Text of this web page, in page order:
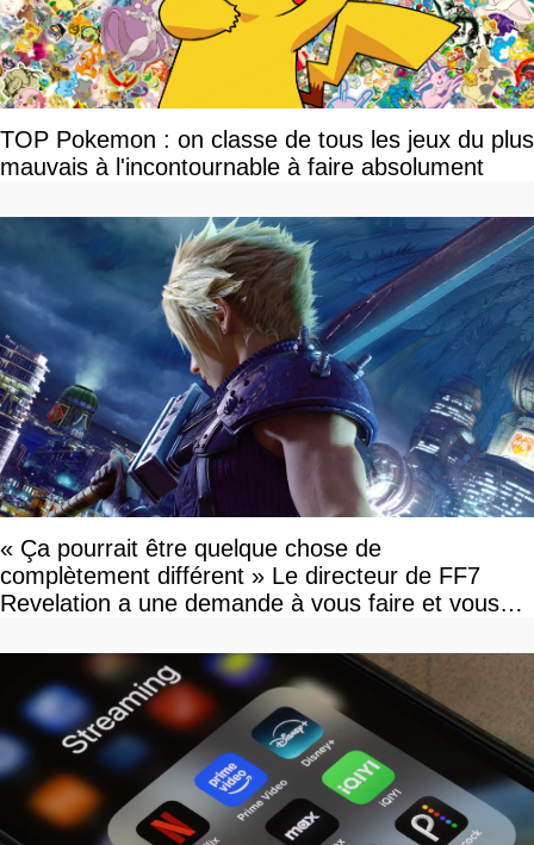
TOP Pokemon : on classe de tous les jeux du plus
mauvais à l'incontournable à faire absolument
« Ça pourrait être quelque chose de
complètement différent » Le directeur de FF7
Revelation a une demande à vous faire et vous